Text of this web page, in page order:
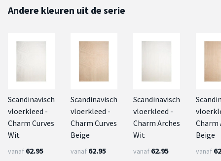
Andere kleuren uit de serie
Scandinavisch
vloerkleed -
Charm Curves
Wit
vanaf 62.95
Scandinavisch
vloerkleed -
Charm Curves
Beige
vanaf 62.95
Scandinavisch
vloerkleed -
Charm Arches
Wit
vanaf 62.95
Charm
Beige
vanaf